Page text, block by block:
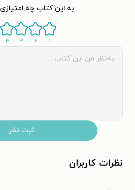
به این کتاب چه
۱ ۲ ۳ ۴
ثبت نظر
نظرات کاربران